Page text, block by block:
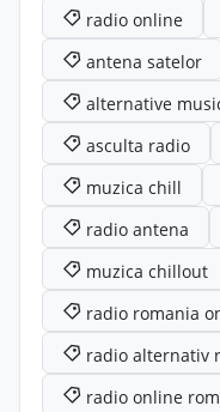
radio online
antena satelor
alternative
asculta radio
muzica chill
radio antena
muzica chillout
radio romania
radio alternativ
radio online rom